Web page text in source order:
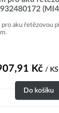
pro aku řetězovou
Kč / KS
Do košíku